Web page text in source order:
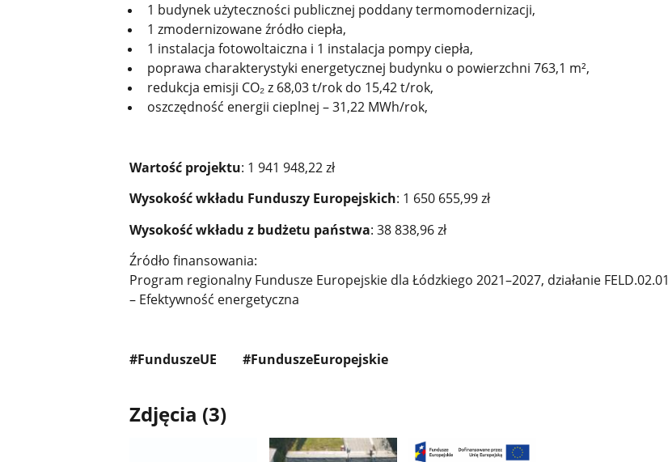
1 budynek użyteczności publicznej poddany termomodernizacji,
1 zmodernizowane źródło ciepła,
1 instalacja fotowoltaiczna i 1 instalacja pompy ciepła,
poprawa charakterystyki energetycznej budynku o powierzchni 763,1 m²,
redukcja emisji CO₂ z 68,03 t/rok do 15,42 t/rok,
oszczędność energii cieplnej – 31,22 MWh/rok,
Wartość projektu: 1 941 948,22 zł
Wysokość wkładu Funduszy Europejskich: 1 650 655,99 zł
Wysokość wkładu z budżetu państwa: 38 838,96 zł
Źródło finansowania:
Program regionalny Fundusze Europejskie dla Łódzkiego 2021–2027, działanie FELD.02.01
– Efektywność energetyczna
#FunduszeUE #FunduszeEuropejskie
Zdjęcia (3)